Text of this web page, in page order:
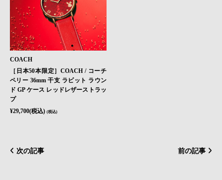
COACH
［日本50本限定］COACH / コーチ
ペリー 36mm 干支 ラビット ラウン
ド GP ケース レッドレザーストラッ
プ
¥29,700(税込) (税込)
次の記事 前の記事